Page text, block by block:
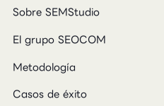
Sobre SEMStudio
El grupo SEOCOM
Metodología
Casos de éxito